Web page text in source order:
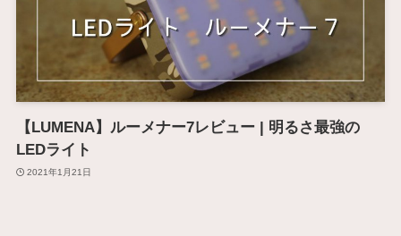
【LUMENA】ルーメナー7レビュー | 明るさ最強の
LEDライト
2021年1月21日